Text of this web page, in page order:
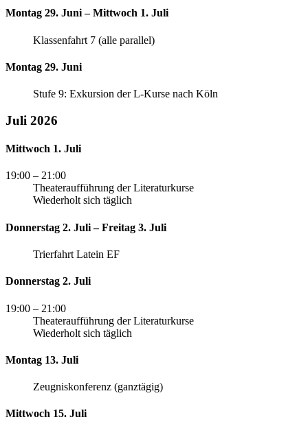
Montag 29. Juni – Mittwoch 1. Juli
Klassenfahrt 7 (alle parallel)
Montag 29. Juni
Stufe 9: Exkursion der L-Kurse nach Köln
Juli 2026
Mittwoch 1. Juli
19:00 – 21:00
Theateraufführung der Literaturkurse
Wiederholt sich täglich
Donnerstag 2. Juli – Freitag 3. Juli
Trierfahrt Latein EF
Donnerstag 2. Juli
19:00 – 21:00
Theateraufführung der Literaturkurse
Wiederholt sich täglich
Montag 13. Juli
Zeugniskonferenz (ganztägig)
Mittwoch 15. Juli